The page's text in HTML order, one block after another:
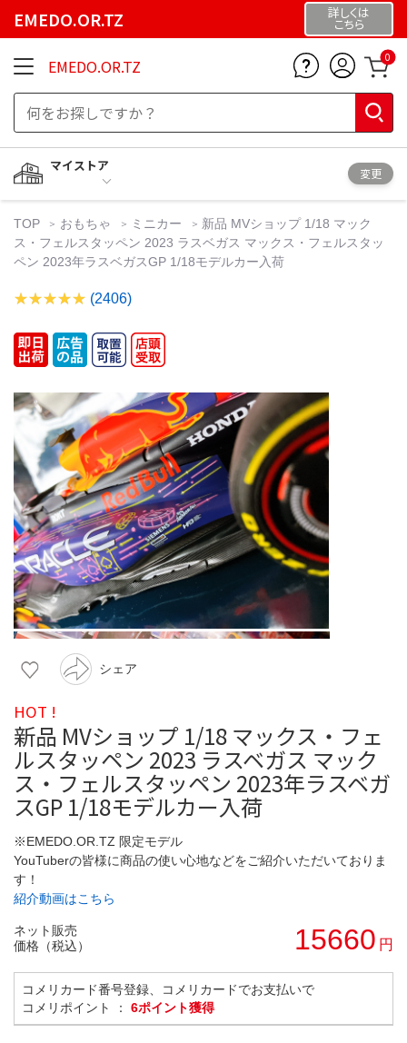
EMEDO.OR.TZ 詳しくは
こちら
EMEDO.OR.TZ 0
マイストア
変更
TOP おもちゃ ミニカー
新品 MVショップ 1/18 マック
ス・フェルスタッペン 2023 ラスベガス マックス・フェルスタッ
ペン 2023年ラスベガスGP 1/18モデルカー入荷
(2406)
シェア
HOT !
新品 MVショップ 1/18 マックス・フェ
ルスタッペン 2023 ラスベガス マック
ス・フェルスタッペン 2023年ラスベガ
スGP 1/18モデルカー入荷
※EMEDO.OR.TZ 限定モデル
YouTuberの皆様に商品の使い心地などをご紹介いただいておりま
す！
紹介動画はこちら
ネット販売
価格（税込）
15660 円
コメリカード番号登録、コメリカードでお支払いで
コメリポイント ： 6ポイント獲得